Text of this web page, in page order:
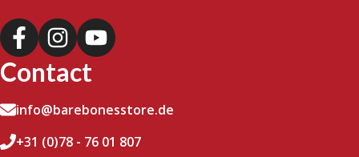
Contact
info@barebonesstore.de
+31 (0)78 - 76 01 807